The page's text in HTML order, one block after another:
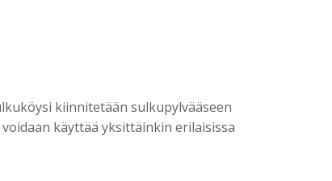
kiinnitetään sulkupylvääseen
käyttää yksittäinkin erilaisissa